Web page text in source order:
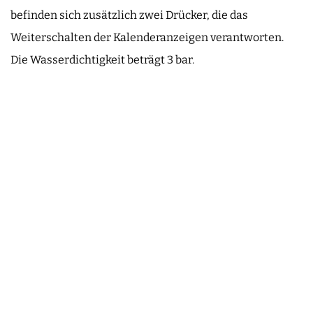
befinden sich zusätzlich zwei Drücker, die das
Weiterschalten der Kalenderanzeigen verantworten.
Die Wasserdichtigkeit beträgt 3 bar.